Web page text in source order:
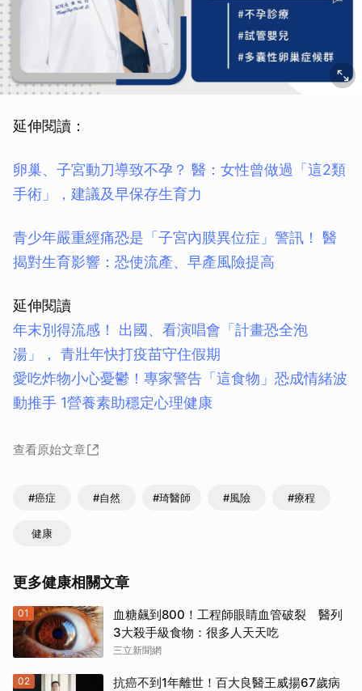
延伸閱讀：
卵巢、子宮動刀導致不孕？ 醫：女性曾做過「這2類
手術」，建議及早保存生育力
青少年嚴重經痛恐是「子宮內膜異位症」警訊！ 醫
揭對生育影響：恐使流產、早產風險提高
延伸閱讀
年末別得流感！ 出國、看演唱會「計畫恐全泡
湯」， 青壯年快打疫苗守住假期
愛吃炸物小心憂鬱！專家警告「這食物」恐成情緒波
動推手 1營養素助穩定心理健康
查看原始文章
#癌症 #自然 #琦醫師 #風險 #療程
健康
更多健康相關文章
01
血糖飆到800！工程師眼睛血管破裂 醫列
3大殺手級食物：很多人天天吃
三立新聞網
02
抗癌不到1年離世！百大良醫王威揚67歲病